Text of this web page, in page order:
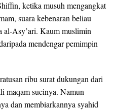
ketika musuh mengangkat
suara kebenaran beliau
al-Asy’ari. Kaum muslimin
mendengar pemimpin
ribu surat dukungan dari
maqam sucinya. Namun
dan membiarkannya syahid